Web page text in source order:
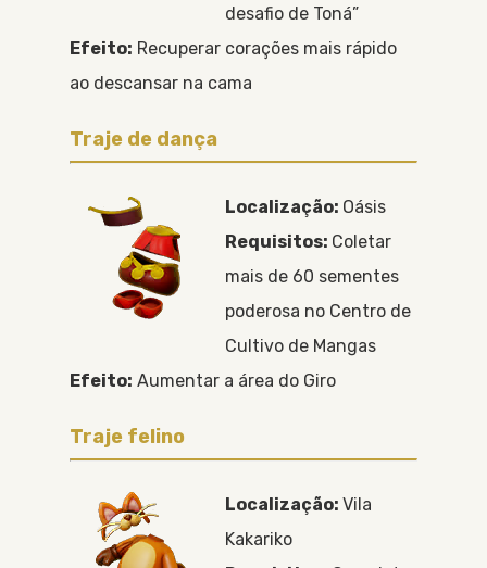
desafio de Toná”
Efeito: Recuperar corações mais rápido
ao descansar na cama
Traje de dança
Localização: Oásis
Requisitos: Coletar
mais de 60 sementes
poderosa no Centro de
Cultivo de Mangas
Efeito: Aumentar a área do Giro
Traje felino
Localização:Vila
Kakariko